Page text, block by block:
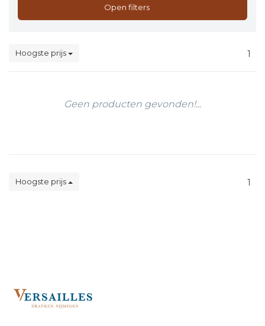
Open filters
Hoogste prijs 1
Geen producten gevonden!...
Hoogste prijs 1